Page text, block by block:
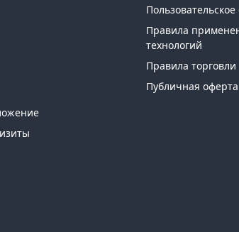
Правила
технологий
Правила торговли
Публичная оферта